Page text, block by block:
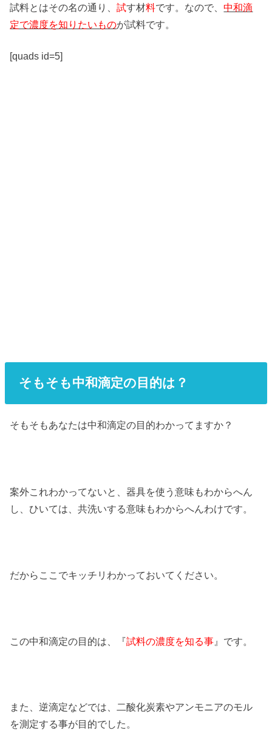
試料とはその名の通り、試す材料です。なので、中和滴
定で濃度を知りたいものが試料です。
[quads id=5]
そもそも中和滴定の目的は？
そ もそもあなたは中和滴定の目的わかってますか？
案外これわかってないと、器具を使う意味もわからへん
し、ひいては、共洗いする意味もわからへんわけです。
だからここでキッチリわかっておいてください。
この中和滴定の目的は、『試料の濃度を知る事 』です。
また、逆滴定などでは、二酸化炭素やアンモニアのモル
を測定する事が目的でした。